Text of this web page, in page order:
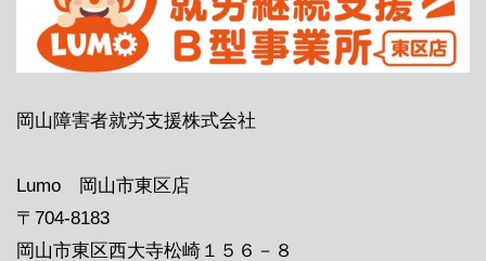
岡山障害者就労支援株式会社
Lumo 岡山市東区店
〒704-8183
岡山市東区西大寺松崎１５６－８